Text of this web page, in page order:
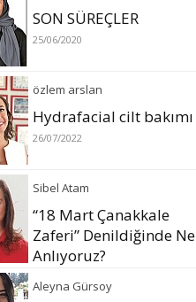
SON SÜREÇLER
25/06/2020
özlem arslan
Hydrafacial cilt bakımı
26/07/2022
Sibel Atam
“18 Mart Çanakkale
Zaferi” Denildiğinde Ne
Anlıyoruz?
Aleyna Gürsoy